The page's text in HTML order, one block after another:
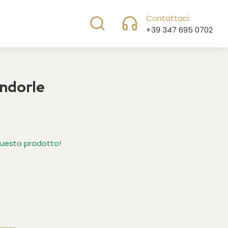
Accedi
Carrello
Contattaci:
+39 347 695 0702
prodotto!